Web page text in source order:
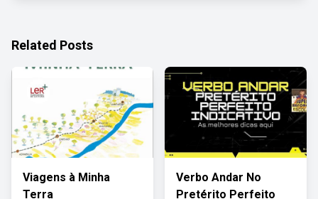
Related Posts
Viagens à Minha
Terra
Verbo Andar No
Pretérito Perfeito